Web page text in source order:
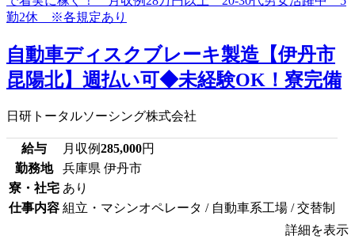
自動車ディスクブレーキ製造【伊丹市
昆陽北】週払い可◆未経験OK！寮完備
日研トータルソーシング株式会社
給与 月収例285,000円
勤務地
兵庫県 伊丹市
寮・社宅 あり
仕事内容 組立・マシンオペレータ / 自動車系工場 / 交替制
詳細を表示